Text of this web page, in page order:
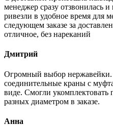
менеджер сразу отзвонилась
ривезли в удобное время для
следующем заказе за
отличное, без нареканий
Дмитрий
Огромный выбор
соединительные краны с
виде. Смогли
разных диаметром в заказе.
Анна